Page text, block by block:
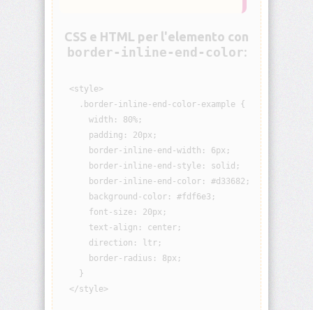
animation-
play-
state
animation-
timing-
function
aspect-
ratio
backdrop-
filter
backface-
visibility
background
background-
attachment
CSS e HTML per l'elemento con
border-inline-end-color:
  <style>
    .border-inline-end-color-example {
      width: 80%;
      padding: 20px;
      border-inline-end-width: 6px;
      border-inline-end-style: solid;
      border-inline-end-color: #d33682;
      background-color: #fdf6e3;
      font-size: 20px;
      text-align: center;
      direction: ltr;
      border-radius: 8px;
    }
  </style>